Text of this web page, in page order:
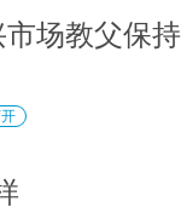
市场教父保持